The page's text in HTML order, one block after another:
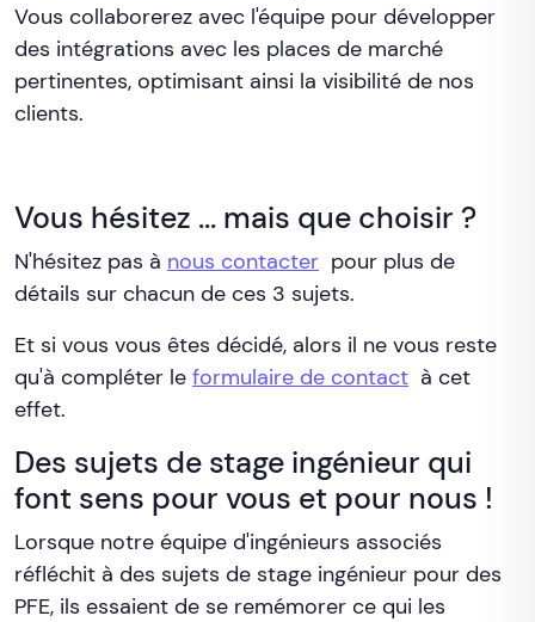
Vous collaborerez avec l'équipe pour développer
des intégrations avec les places de marché
pertinentes, optimisant ainsi la visibilité de nos
clients.
Vous hésitez ... mais que choisir ?
N'hésitez pas à nous contacter pour plus de
détails sur chacun de ces 3 sujets.
Et si vous vous êtes décidé, alors il ne vous reste
qu'à compléter le formulaire de contact à cet
effet.
Des sujets de stage ingénieur qui
font sens pour vous et pour nous !
Lorsque notre équipe d'ingénieurs associés
réfléchit à des sujets de stage ingénieur pour des
PFE, ils essaient de se remémorer ce qui les